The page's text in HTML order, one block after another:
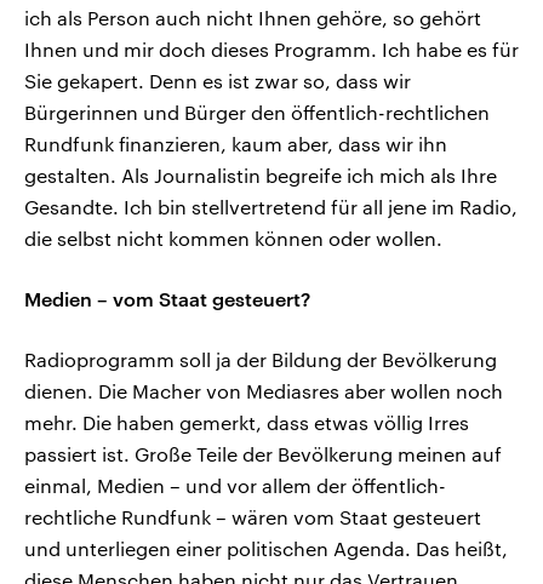
ich als Person auch nicht Ihnen gehöre, so gehört
Ihnen und mir doch dieses Programm. Ich habe es für
Sie gekapert. Denn es ist zwar so, dass wir
Bürgerinnen und Bürger den öffentlich-rechtlichen
Rundfunk finanzieren, kaum aber, dass wir ihn
gestalten. Als Journalistin begreife ich mich als Ihre
Gesandte. Ich bin stellvertretend für all jene im Radio,
die selbst nicht kommen können oder wollen.
Medien – vom Staat gesteuert?
Radioprogramm soll ja der Bildung der Bevölkerung
dienen. Die Macher von Mediasres aber wollen noch
mehr. Die haben gemerkt, dass etwas völlig Irres
passiert ist. Große Teile der Bevölkerung meinen auf
einmal, Medien – und vor allem der öffentlich-
rechtliche Rundfunk – wären vom Staat gesteuert
und unterliegen einer politischen Agenda. Das heißt,